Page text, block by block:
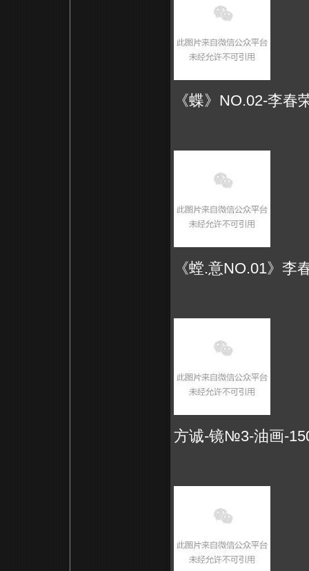
《蝶》NO.02-李春
《螳.意NO.01》李
方诚-镜№3-油画-